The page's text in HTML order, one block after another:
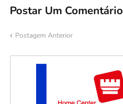
Postar Um Comentário
Postagem Anterior